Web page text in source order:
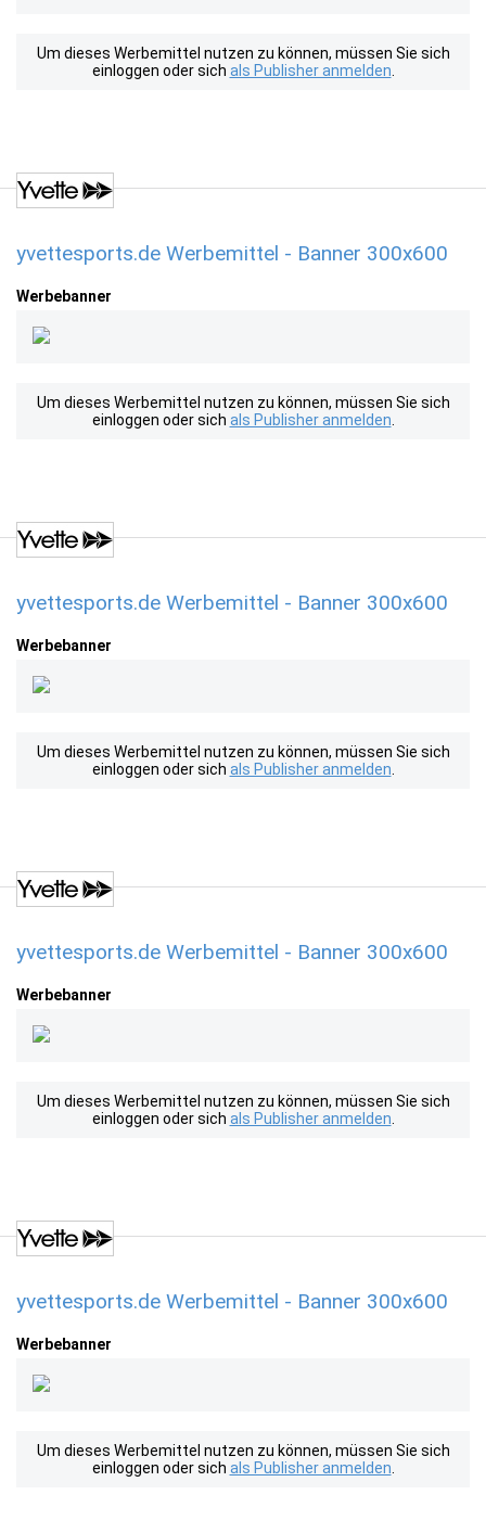
Um dieses Werbemittel nutzen zu können, müssen Sie sich
einloggen oder sich als Publisher anmelden
yvettesports.de Werbemittel - Banner 300x600
Werbebanner
Um dieses Werbemittel nutzen zu können, müssen Sie sich
einloggen oder sich als Publisher anmelden
yvettesports.de Werbemittel - Banner 300x600
Werbebanner
Um dieses Werbemittel nutzen zu können, müssen Sie sich
einloggen oder sich als Publisher anmelden
yvettesports.de Werbemittel - Banner 300x600
Werbebanner
Um dieses Werbemittel nutzen zu können, müssen Sie sich
einloggen oder sich als Publisher anmelden
yvettesports.de Werbemittel - Banner 300x600
Werbebanner
Um dieses Werbemittel nutzen zu können, müssen Sie sich
einloggen oder sich als Publisher anmelden